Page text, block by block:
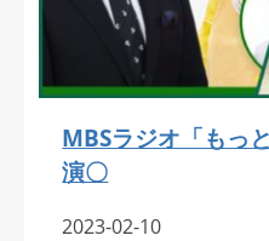
MBSラジオ「もっ
演〇
2023-02-10